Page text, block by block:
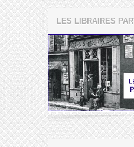
LES LIBRAIRES